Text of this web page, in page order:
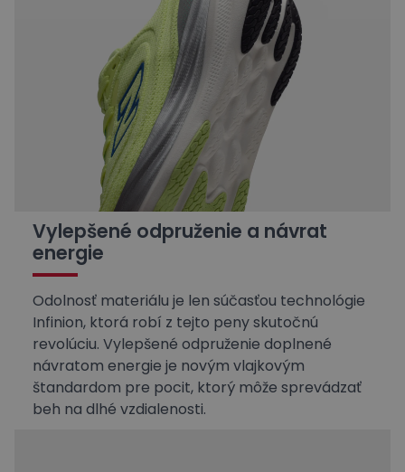
Vylepšené odpruženie a návrat
energie
Odolnosť materiálu je len súčasťou technológie
Infinion, ktorá robí z tejto peny skutočnú
revolúciu. Vylepšené odpruženie doplnené
návratom energie je novým vlajkovým
štandardom pre pocit, ktorý môže sprevádzať
beh na dlhé vzdialenosti.